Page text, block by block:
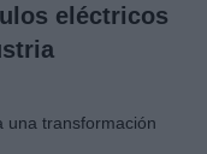
eléctricos
una transformación